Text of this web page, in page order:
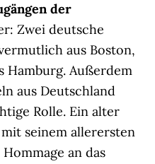
der
Zwei deutsche
aus Boston,
Hamburg. Außerdem
aus Deutschland
Rolle. Ein alter
seinem allerersten
an das